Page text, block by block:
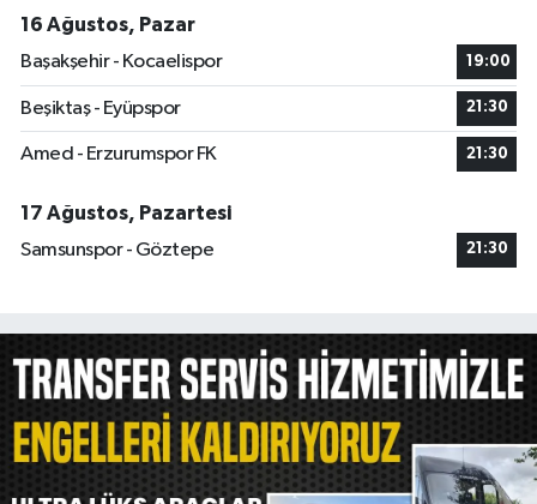
16 Ağustos, Pazar
Başakşehir - Kocaelispor
19:00
Beşiktaş - Eyüpspor 21:30
Amed - Erzurumspor FK 21:30
17 Ağustos, Pazartesi
Samsunspor - Göztepe
21:30